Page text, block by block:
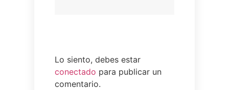
Lo siento, debes estar
conectado para publicar un
comentario.